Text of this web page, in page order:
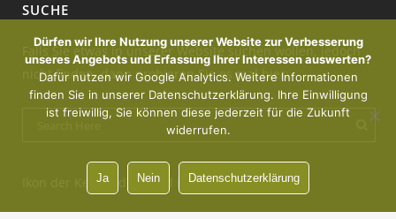
SUCHE
Falls Sie etwas in unserer Website suchen wollen, jedoch
nicht finden, dann probieren Sie es mal hier:
Ikon der Kerze : designed by Freepik
Dürfen wir Ihre Nutzung unserer Website zur Verbesserung
unseres Angebots und Erfassung Ihrer Interessen auswerten?
Dafür nutzen wir Google Analytics. Weitere Informationen
finden Sie in unserer Datenschutzerklärung. Ihre Einwilligung
ist freiwillig, Sie können diese jederzeit für die Zukunft
widerrufen.
Ja Nein Datenschutzerklärung